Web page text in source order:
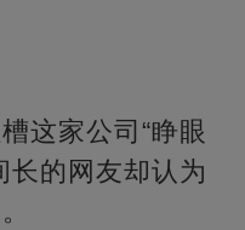
这家公司“睁眼
长的网友却认为